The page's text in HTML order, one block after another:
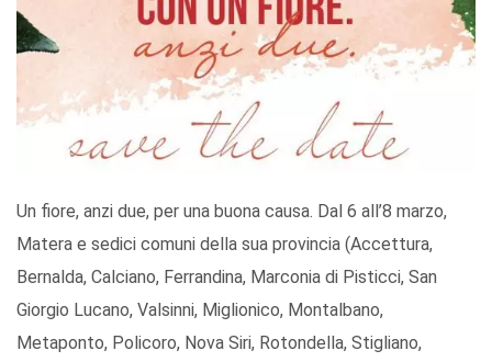
Un fiore, anzi due, per una buona causa. Dal 6 all’8 marzo,
Matera e sedici comuni della sua provincia (Accettura,
Bernalda, Calciano, Ferrandina, Marconia di Pisticci, San
Giorgio Lucano, Valsinni, Miglionico, Montalbano,
Metaponto, Policoro, Nova Siri, Rotondella, Stigliano,